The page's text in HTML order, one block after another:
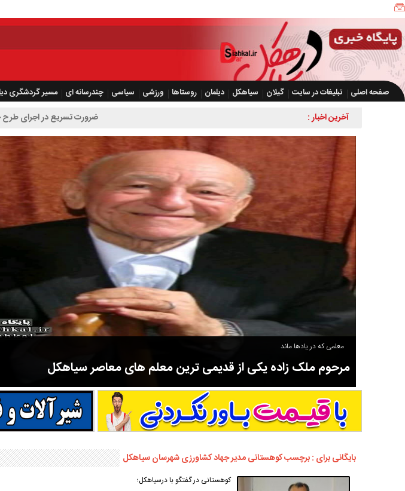
صفحه اصلی تبلیغات در سایت گیلان سیاهکل دیلمان روستاها ورزشی سیاسی چندرسانه ای مسیر گردشگری
آخرین اخبار : ضرورت تسریع در اجرای طرح چهاربانده کردن
معلمی که در یادها ماند
مرحوم ملک زاده یکی از قدیمی ترین معلم های معاصر سیاهکل
مرحوم ملک زاده از سال ۱۳۲۷ شروع به تدریس در مدارس سیاهکل کرد
سوادآموزی و عضو موسس مدرسه اورنگ سیاهکل نیز بود و در سال ۱۳۵۸ بازنشست شد.
بایگانی برای : برچسب کوهستانی مدیر جهاد کشاورزی شهرسان سیاهکل
کوهستانی در گفتگو با درسیاهکل؛